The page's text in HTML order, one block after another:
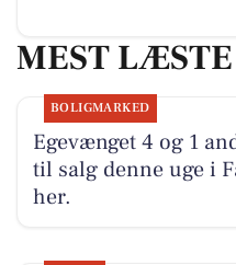
MEST
BOLIGMARKED
Egevænget 4 og 1
til salg denne uge i
her.